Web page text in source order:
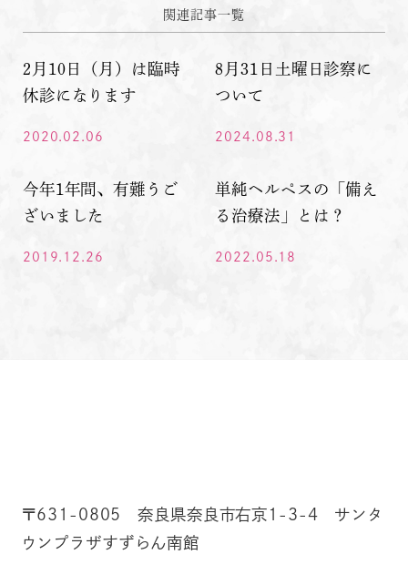
関連記事一覧
2月10日（月）は臨時
休診になります
2020.02.06
8月31日土曜日診察に
ついて
2024.08.31
今年1年間、有難うご
ざいました
2019.12.26
単純ヘルペスの「備え
る治療法」とは？
2022.05.18
〒631-0805 奈良県奈良市右京1-3-4 サンタ
ウンプラザすずらん南館